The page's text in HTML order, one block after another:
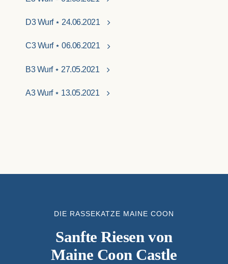
D3 Wurf ⋆ 24.06.2021
C3 Wurf ⋆ 06.06.2021
B3 Wurf ⋆ 27.05.2021
A3 Wurf ⋆ 13.05.2021
DIE RASSEKATZE MAINE COON
Sanfte Riesen von
Maine Coon Castle